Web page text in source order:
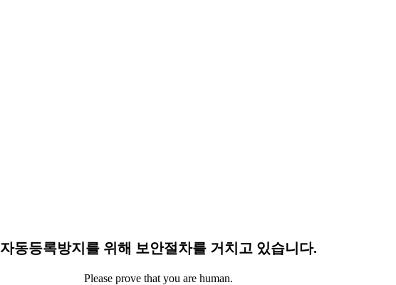
자동등록방지를 위해 보안절차를 거치고 있습니다.
Please prove that you are human.